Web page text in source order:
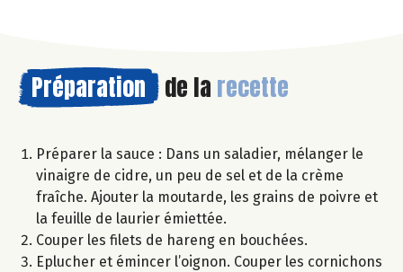
Préparation de la recette
Préparer la sauce : Dans un saladier, mélanger le
vinaigre de cidre, un peu de sel et de la crème
fraîche. Ajouter la moutarde, les grains de poivre et
la feuille de laurier émiettée.
Couper les filets de hareng en bouchées.
Eplucher et émincer l’oignon. Couper les cornichons